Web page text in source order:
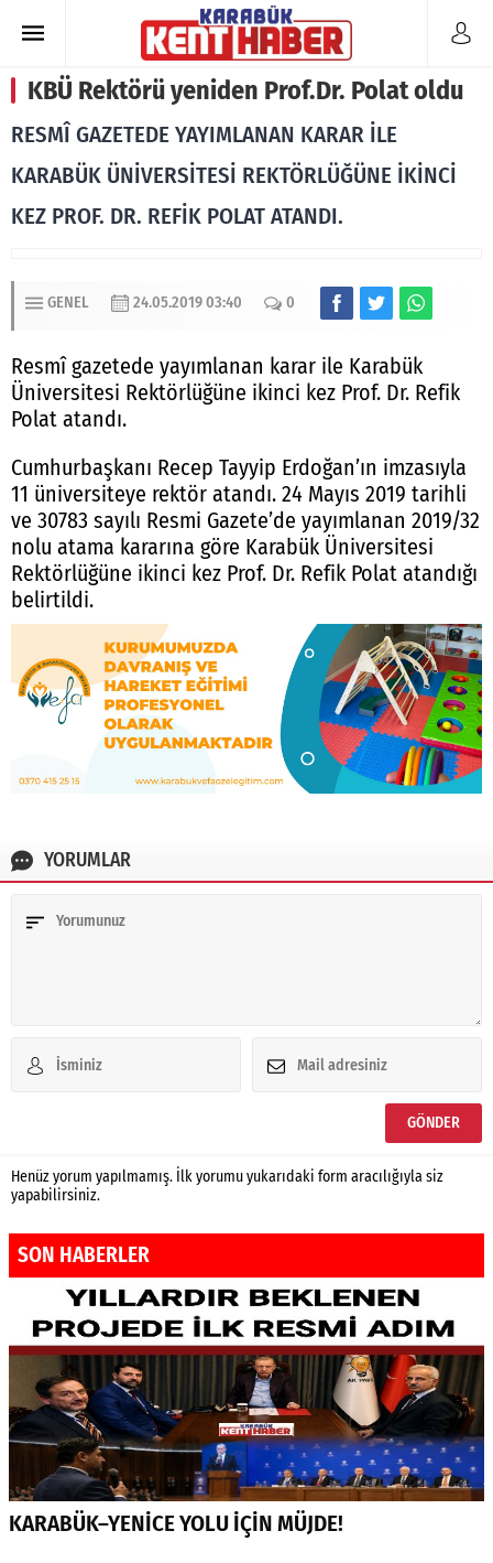
KBÜ Rektörü yeniden Prof.Dr. Polat oldu
RESMÎ GAZETEDE YAYIMLANAN KARAR İLE
KARABÜK ÜNİVERSİTESİ REKTÖRLÜĞÜNE İKİNCİ
KEZ PROF. DR. REFİK POLAT ATANDI.
GENEL 24.05.2019 03:40 0
Resmî gazetede yayımlanan karar ile Karabük
Üniversitesi Rektörlüğüne ikinci kez Prof. Dr. Refik
Polat atandı.
Cumhurbaşkanı Recep Tayyip Erdoğan’ın imzasıyla
11 üniversiteye rektör atandı. 24 Mayıs 2019 tarihli
ve 30783 sayılı Resmi Gazete’de yayımlanan 2019/32
nolu atama kararına göre Karabük Üniversitesi
Rektörlüğüne ikinci kez Prof. Dr. Refik Polat atandığı
belirtildi.
YORUMLAR
Henüz yorum yapılmamış. İlk yorumu yukarıdaki form aracılığıyla siz
yapabilirsiniz.
SON HABERLER
KARABÜK–YENİCE YOLU İÇİN MÜJDE!